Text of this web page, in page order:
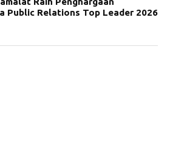
Public Relations Top Leader 2026